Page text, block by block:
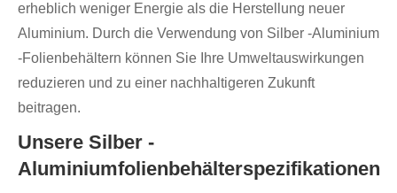
erheblich weniger Energie als die Herstellung neuer
Aluminium. Durch die Verwendung von Silber -Aluminium
-Folienbehältern können Sie Ihre Umweltauswirkungen
reduzieren und zu einer nachhaltigeren Zukunft
beitragen.
Unsere Silber -
Aluminiumfolienbehälterspezifikationen